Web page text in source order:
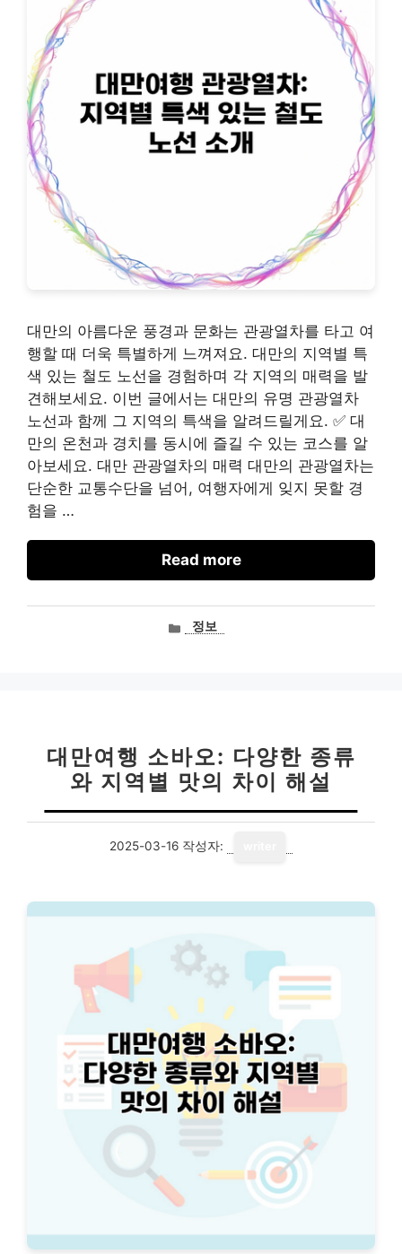
대만의 아름다운 풍경과 문화는 관광열차를 타고 여
행할 때 더욱 특별하게 느껴져요. 대만의 지역별 특
색 있는 철도 노선을 경험하며 각 지역의 매력을 발
견해보세요. 이번 글에서는 대만의 유명 관광열차
노선과 함께 그 지역의 특색을 알려드릴게요. ✅ 대
만의 온천과 경치를 동시에 즐길 수 있는 코스를 알
아보세요. 대만 관광열차의 매력 대만의 관광열차는
단순한 교통수단을 넘어, 여행자에게 잊지 못할 경
험을 …
Read more
카정보
대만여행 소바오: 다양한 종류
와 지역별 맛의 차이 해설
2025-03-16 작성자: